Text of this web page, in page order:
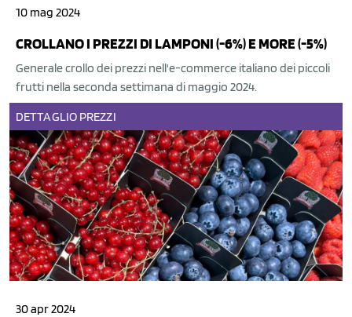
10 mag 2024
CROLLANO I PREZZI DI LAMPONI (-6%) E MORE (-5%)
Generale crollo dei prezzi nell'e-commerce italiano dei piccoli
frutti nella seconda settimana di maggio 2024.
DETTAGLIO PREZZI
30 apr 2024